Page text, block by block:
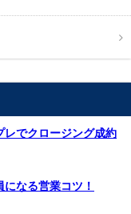
レでクロージング成約
なる営業コツ！